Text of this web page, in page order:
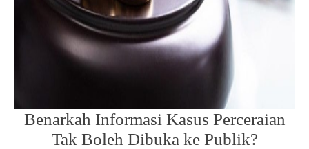
Benarkah Informasi Kasus Perceraian
Tak Boleh Dibuka ke Publik?